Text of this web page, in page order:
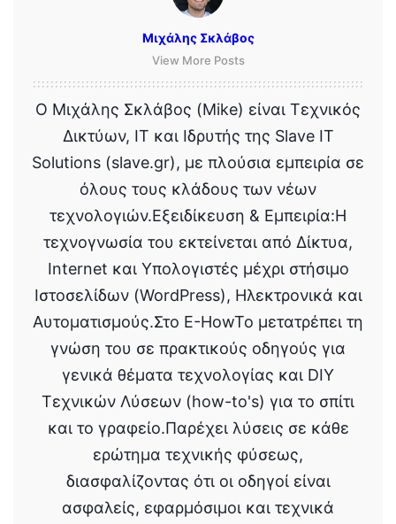
Μιχάλης Σκλάβος
View More Posts
Ο Μιχάλης Σκλάβος (Mike) είναι Τεχνικός
Δικτύων, IT και Ιδρυτής της Slave IT
Solutions (slave.gr), με πλούσια εμπειρία σε
όλους τους κλάδους των νέων
τεχνολογιών.Εξειδίκευση & Εμπειρία:Η
τεχνογνωσία του εκτείνεται από Δίκτυα,
Internet και Υπολογιστές μέχρι στήσιμο
Ιστοσελίδων (WordPress), Ηλεκτρονικά και
Αυτοματισμούς.Στο E-HowTo μετατρέπει τη
γνώση του σε πρακτικούς οδηγούς για
γενικά θέματα τεχνολογίας και DIY
Τεχνικών Λύσεων (how-to's) για το σπίτι
και το γραφείο.Παρέχει λύσεις σε κάθε
ερώτημα τεχνικής φύσεως,
διασφαλίζοντας ότι οι οδηγοί είναι
ασφαλείς, εφαρμόσιμοι και τεχνικά